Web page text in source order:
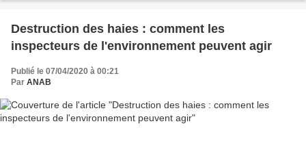
Destruction des haies : comment les
inspecteurs de l'environnement peuvent agir
Publié le 07/04/2020 à 00:21
Par ANAB